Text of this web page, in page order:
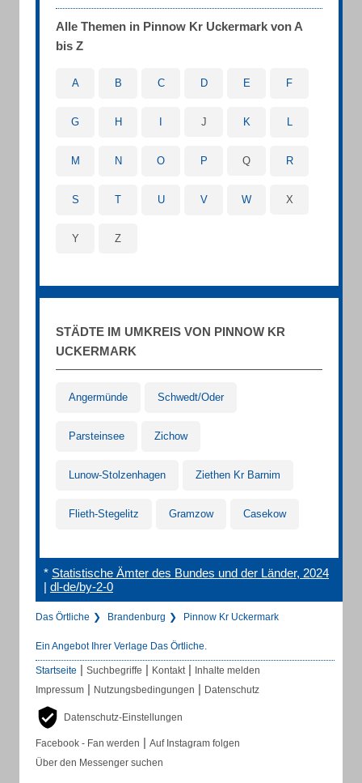
Alle Themen in Pinnow Kr Uckermark von A
bis Z
A B C D E F
G H J K L
M N O P Q R
S T U V W X
Y Z
STÄDTE IM UMKREIS VON PINNOW KR
UCKERMARK
Angermünde Schwedt/Oder
Parsteinsee Zichow
Lunow-Stolzenhagen Ziethen Kr Barnim
Flieth-Stegelitz Gramzow Casekow
* Statistische Ämter des Bundes und der Länder, 2024
| dl-de/by-2-0
Das Örtliche Brandenburg Pinnow Kr Uckermark
Ein Angebot Ihrer Verlage Das Örtliche.
Startseite | Suchbegriffe | Kontakt | Inhalte melden
Impressum | Nutzungsbedingungen | Datenschutz
Datenschutz-Einstellungen
Facebook - Fan werden | Auf Instagram folgen
Über den Messenger suchen